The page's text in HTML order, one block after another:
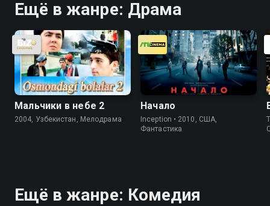
Ещё в жанре: Драма
Мальчики в небе 2
2004, Узбекистан, Мелодрама
Начало
Inception • 2010, США,
Фантастика
Ещё в жанре: Комедия